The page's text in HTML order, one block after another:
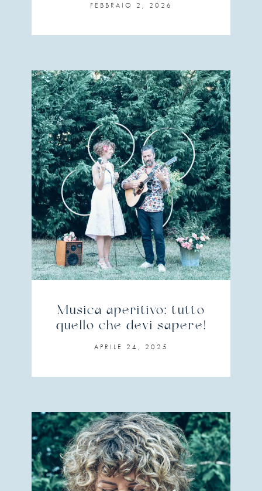
FEBBRAIO 2, 2026
Musica aperitivo: tutto
quello che devi sapere!
APRILE 24, 2025